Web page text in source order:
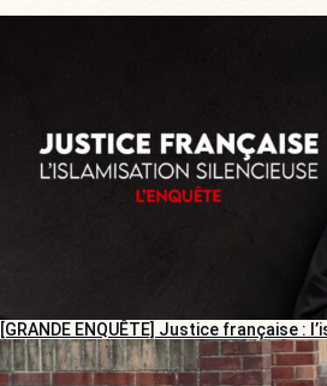
[GRANDE ENQUÊTE] Justice française :